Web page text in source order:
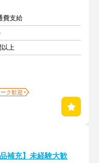
費支給
以上
ク歓迎
品補充】未経験大歓